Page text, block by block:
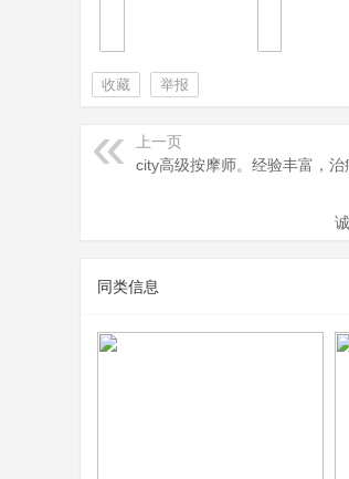
收藏 举报
上一页
city高级按摩师。经验丰富，
同类信息